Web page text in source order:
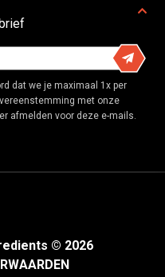
dat we je maximaal 1x per
met onze
afmelden voor deze e-mails.
© 2026